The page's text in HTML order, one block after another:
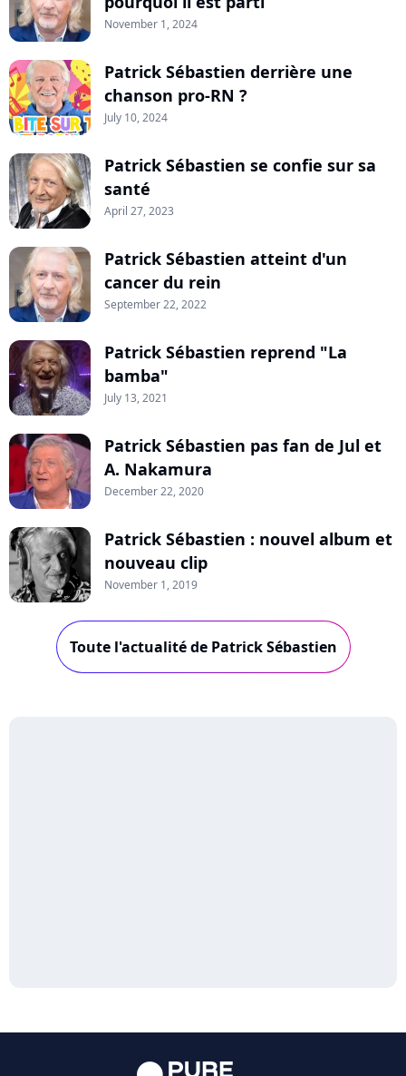
November 1, 2024
Patrick Sébastien derrière une
chanson pro-RN ?
July 10, 2024
Patrick Sébastien se confie sur sa
santé
April 27, 2023
Patrick Sébastien atteint d'un
cancer du rein
September 22, 2022
Patrick Sébastien reprend "La
bamba"
July 13, 2021
Patrick Sébastien pas fan de Jul et
A. Nakamura
December 22, 2020
Patrick Sébastien : nouvel album et
nouveau clip
November 1, 2019
Toute l'actualité de Patrick Sébastien